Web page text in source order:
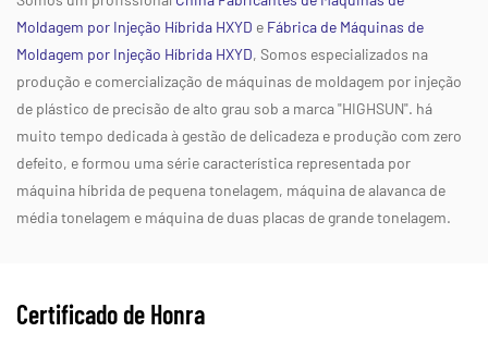
Moldagem por Injeção Híbrida HXYD e Fábrica de Máquinas de
Moldagem por Injeção Híbrida HXYD, Somos especializados na
produção e comercialização de máquinas de moldagem por injeção
de plástico de precisão de alto grau sob a marca "HIGHSUN". há
muito tempo dedicada à gestão de delicadeza e produção com zero
defeito, e formou uma série característica representada por
máquina híbrida de pequena tonelagem, máquina de alavanca de
média tonelagem e máquina de duas placas de grande tonelagem.
Certificado de Honra